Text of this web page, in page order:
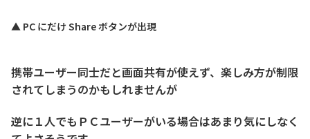
▲ PC にだけ Share ボタンが出現
携帯ユーザー同士だと画面共有が使えず、楽しみ方が制限
されてしまうのかもしれませんが
逆に１人でもＰＣユーザーがいる場合はあまり気にしなく